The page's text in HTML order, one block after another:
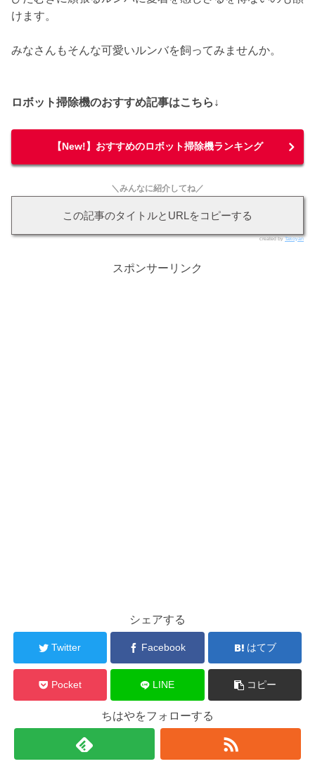
けます。
みなさんもそんな可愛いルンバを飼ってみませんか。
ロボット掃除機のおすすめ記事はこちら↓
【New!】おすすめのロボット掃除機ランキング
＼みんなに紹介してね／
この記事のタイトルとURLをコピーする
created byTakoyan
スポンサーリンク
シェアする
Twitter Facebook はてブ
Pocket LINE コピー
ちはやをフォローする